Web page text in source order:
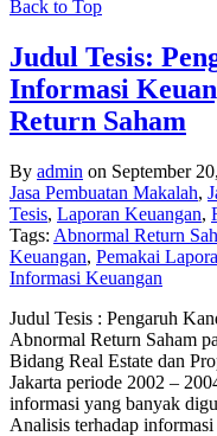
Back to Top
Judul Tesis:
Informasi
Return Saham
By admin on September
Jasa Pembuatan Makalah,
Tesis, Laporan Keuangan,
Tags: Abnormal Return
Keuangan, Pemakai
Informasi Keuangan
Judul Tesis : Pengaruh
Abnormal Return Saham
Bidang Real Estate dan
Jakarta periode 2002 –
informasi yang banyak
Analisis terhadap